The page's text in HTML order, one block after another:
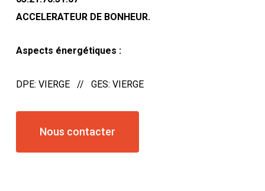
ACCELERATEUR DE BONHEUR.
Aspects énergétiques :
DPE: VIERGE // GES: VIERGE
Nous contacter